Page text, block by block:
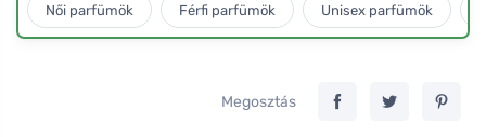
Női parfümök Férfi parfümök Unisex parfümök
Megosztás